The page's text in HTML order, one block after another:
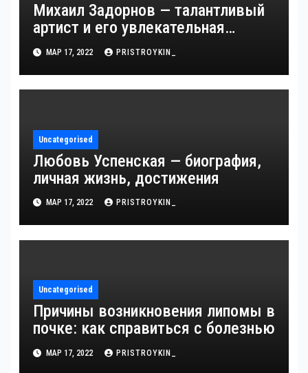
Михаил Задорнов — талантливый
артист и его увлекательная
биография — выдающиеся
достижения, известность и
интересные факты из личной
МАР 17, 2022 PRISTROYKIN_
Uncategorised
Любовь Успенская — биография,
личная жизнь, достижения
МАР 17, 2022 PRISTROYKIN_
Uncategorised
Причины возникновения липомы в
почке: как справиться с болезнью
МАР 17, 2022 PRISTROYKIN_